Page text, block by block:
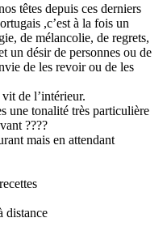
têtes depuis ces derniers
,c’est à la fois un
de mélancolie, de regrets,
un désir de personnes ou de
de les revoir ou de les
de l’intérieur.
une tonalité très particulière
????
mais en attendant
distance